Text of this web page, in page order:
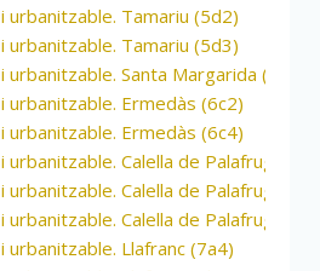
urbanitzable. Tamariu (5d2)
urbanitzable. Tamariu (5d3)
Santa Margarida (6b1)
urbanitzable. Ermedàs (6c2)
urbanitzable. Ermedàs (6c4)
urbanitzable. Calella de Palafrugell
urbanitzable. Calella de Palafrugell
urbanitzable. Calella de Palafrugell
urbanitzable. Llafranc (7a4)